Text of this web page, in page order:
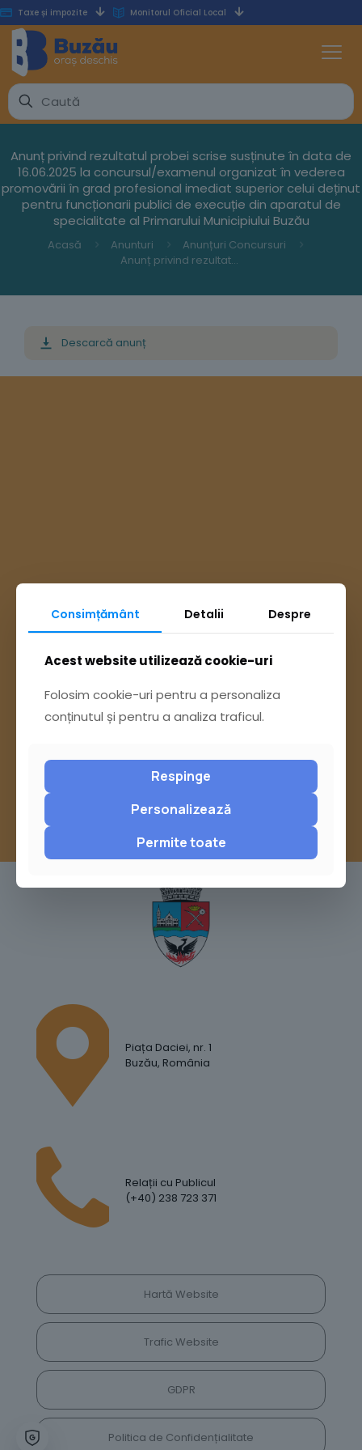
Taxe și impozite Monitorul Oficial Local
Anunț privind rezultatul probei scrise susținute în data de
16.06.2025 la concursul/examenul organizat în vederea
promovării în grad profesional imediat superior celui deținut
pentru funcționarii publici de execuție din aparatul de
specialitate al Primarului Municipiului Buzău
Acasă Anunturi
Anunțuri Concursuri
Anunț privind rezultatul probei scrise susținute în data de 16.06.2025 la concursul/examenul organizat în vederea promovării în grad profesional imediat superior celui deținut pentru funcționarii publici de execuție din aparatul de specialitate al Primarului Municipiului Buzău
Descarcă anunț
Pagina Contact
Report
Piața Daciei, nr. 1
Buzău, România
Relații cu Publicul
(+40) 238 723 371
Hartă Website
Trafic Website
GDPR
Politica de Confidențialitate
Consimțământ Detalii Despre
Acest website utilizează cookie-uri
Folosim cookie-uri pentru a personaliza
conținutul și pentru a analiza traficul.
Respinge
Personalizează
Permite toate